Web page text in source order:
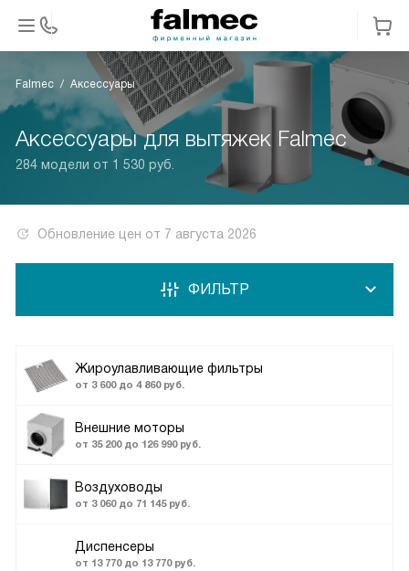
Falmec Аксессуары
Аксессуары для вытяжек Falmec
284 модели от 1 530 руб.
Обновление цен от 7 августа 2026
Жироулавливающие фильтры
от 3 600 до 4 860 руб.
Внешние моторы
от 35 200 до 126 990 руб.
Воздуховоды
от 3 060 до 71 145 руб.
Диспенсеры
от 13 770 до 13 770 руб.
ФИЛЬТР